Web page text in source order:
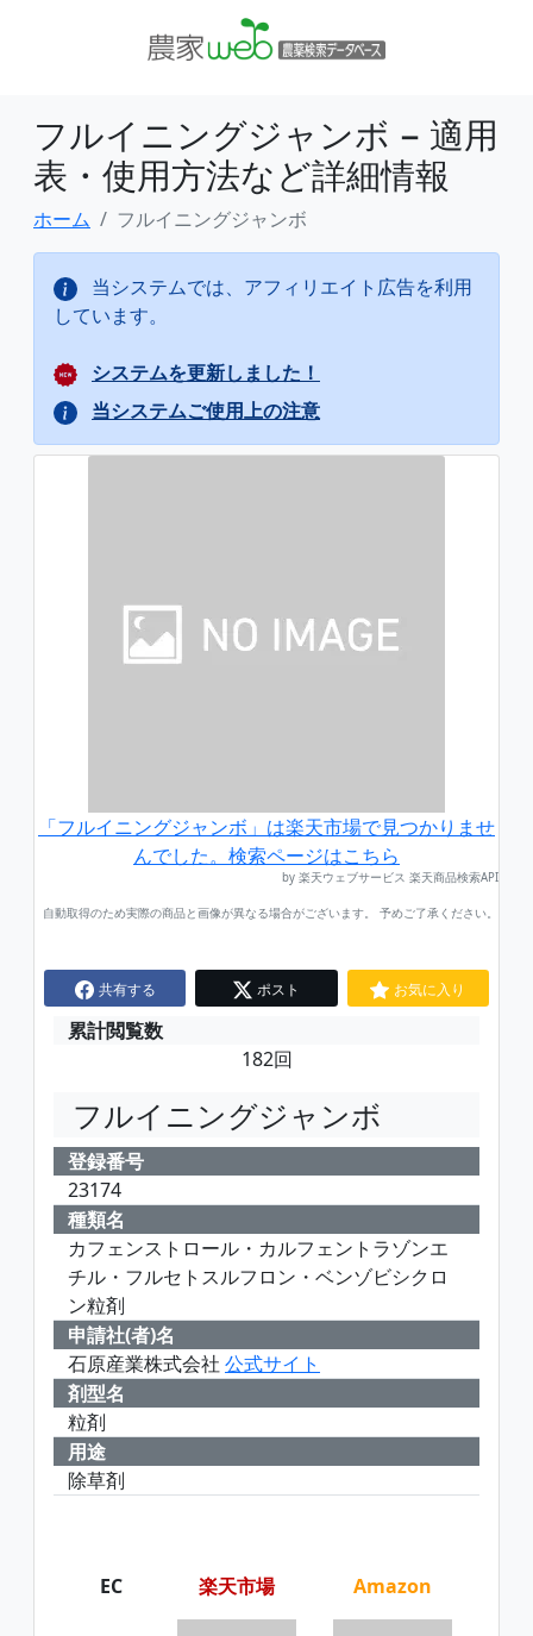
フルイニングジャンボ − 適用
表・使用方法など詳細情報
ホーム フルイニングジャンボ
当システムでは、アフィリエイト広告を利用
しています。
システムを更新しました！
当システムご使用上の注意
「フルイニングジャンボ」は楽天市場で見つかりませ
んでした。検索ページはこちら
by 楽天ウェブサービス 楽天商品検索API
自動取得のため実際の商品と画像が異なる場合がございます。 予めご了承ください。
共有する ポスト お気に入り
累計閲覧数
182回
フルイニングジャンボ
登録番号
23174
種類名
カフェンストロール・カルフェントラゾンエ
チル・フルセトスルフロン・ベンゾビシクロ
ン粒剤
申請社(者)名
石原産業株式会社 公式サイト
剤型名
粒剤
用途
除草剤
EC 楽天市場 Amazon